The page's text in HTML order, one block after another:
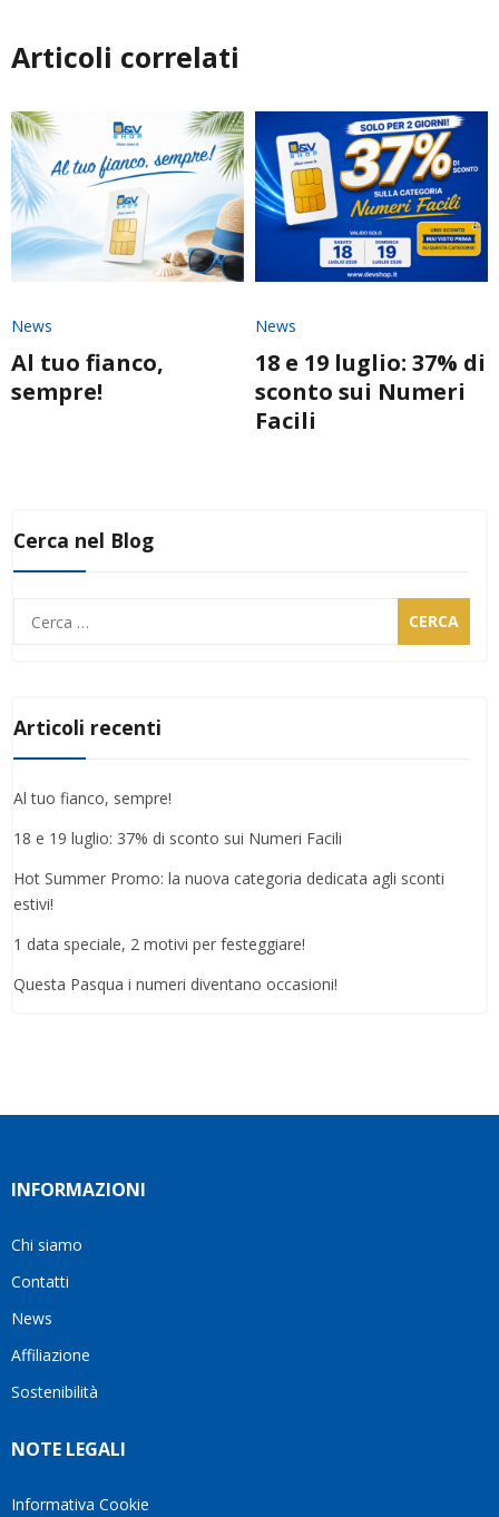
Articoli correlati
News
Al tuo fianco,
sempre!
News
18 e 19 luglio: 37% di
sconto sui Numeri
Facili
Cerca nel Blog
Articoli recenti
Al tuo fianco, sempre!
18 e 19 luglio: 37% di sconto sui Numeri Facili
Hot Summer Promo: la nuova categoria dedicata agli sconti
estivi!
1 data speciale, 2 motivi per festeggiare!
Questa Pasqua i numeri diventano occasioni!
INFORMAZIONI
Chi siamo
Contatti
News
Affiliazione
Sostenibilità
NOTE LEGALI
Informativa Cookie